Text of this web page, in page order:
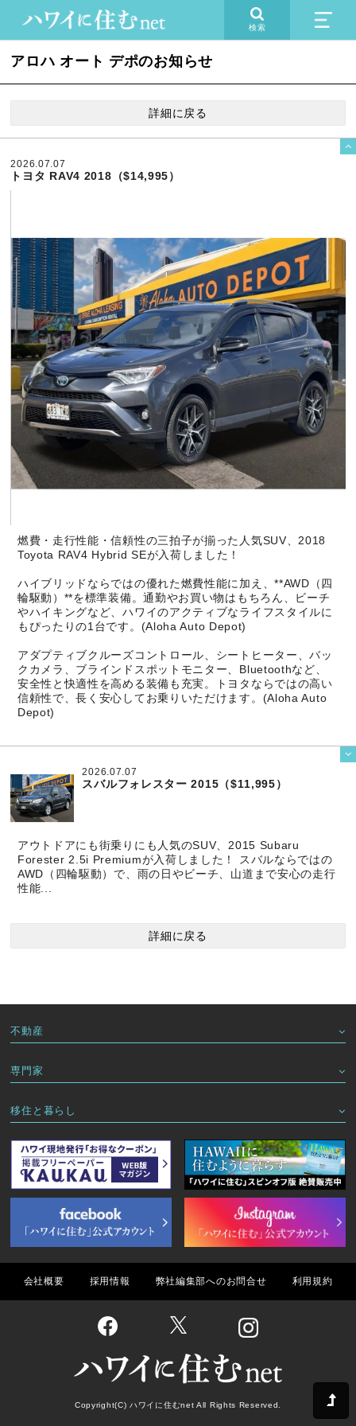
検索
アロハ オート デポのお知らせ
詳細に戻る

2026.07.07
トヨタ RAV4 2018（$14,995）
燃費・走行性能・信頼性の三拍子が揃った人気SUV、2018
Toyota RAV4 Hybrid SEが入荷しました！
ハイブリッドならではの優れた燃費性能に加え、**AWD（四
輪駆動）**を標準装備。通勤やお買い物はもちろん、ビーチ
やハイキングなど、ハワイのアクティブなライフスタイルに
もぴったりの1台です。(Aloha Auto Depot)
アダプティブクルーズコントロール、シートヒーター、バッ
クカメラ、ブラインドスポットモニター、Bluetoothなど、
安全性と快適性を高める装備も充実。トヨタならではの高い
信頼性で、長く安心してお乗りいただけます。(Aloha Auto
Depot)

2026.07.07
スバルフォレスター 2015（$11,995）
アウトドアにも街乗りにも人気のSUV、2015 Subaru
Forester 2.5i Premiumが入荷しました！ スバルならではの
AWD（四輪駆動）で、雨の日やビーチ、山道まで安心の走行
性能...
詳細に戻る
不動産
専門家
移住と暮らし
会社概要 採用情報 弊社編集部へのお問合せ 利用規約
Copyright(C) ハワイに住むnet All Rights Reserved.